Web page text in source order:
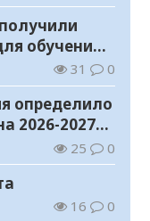
обучения в
31 0
определило
2026-2027
25 0
16 0